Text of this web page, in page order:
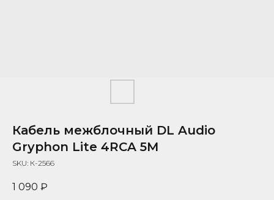
Кабель межблочный DL Audio
Gryphon Lite 4RCA 5M
SKU: К-2566
1 090 ₽